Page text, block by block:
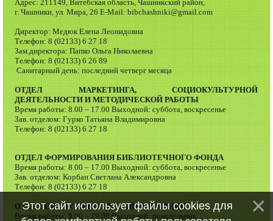
Адрес: 211149, Витебская область, Чашникский район,
г. Чашники, ул. Мира, 26 E-Mail: bibchashniki@gmail.com
Директор: Медюк Елена Леонидовна
Телефон: 8 (02133) 6 27 18
Зам.директора: Папко Ольга Николаевна
Телефон: 8 (02133) 6 26 89
Санитарный день: последний четверг месяца
ОТДЕЛ МАРКЕТИНГА, СОЦИОКУЛЬТУРНОЙ
ДЕЯТЕЛЬНОСТИ И МЕТОДИЧЕСКОЙ РАБОТЫ
Время работы: 8.00 – 17.00 Выходной: суббота, воскресенье
Зав. отделом: Гурко Татьяна Владимировна
Телефон: 8 (02133) 6 27 18
ОТДЕЛ ФОРМИРОВАНИЯ БИБЛИОТЕЧНОГО ФОНДА
Время работы: 8.00 – 17.00 Выходной: суббота, воскресенье
Зав. отделом: Корбан Светлана Александровна
Телефон: 8 (02133) 6 27 18
ОТДЕЛ ОБСЛУЖИВАНИЯ И ИНФОРМАЦИИ
Время работы: 8.00 – 19.00 Выходной: понедельник
Этот сайт использует файлы cookies для